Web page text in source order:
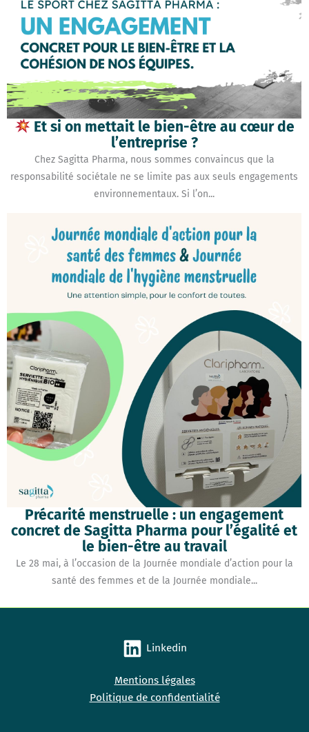
Et si on mettait le bien-être au cœur de
l’entreprise ?
Chez Sagitta Pharma, nous sommes convaincus que la
responsabilité sociétale ne se limite pas aux seuls engagements
environnementaux. Si l’on...
Précarité menstruelle : un engagement
concret de Sagitta Pharma pour l’égalité et
le bien-être au travail
Le 28 mai, à l’occasion de la Journée mondiale d’action pour la
santé des femmes et de la Journée mondiale...
Linkedin
Mentions légales
Politique de confidentialité